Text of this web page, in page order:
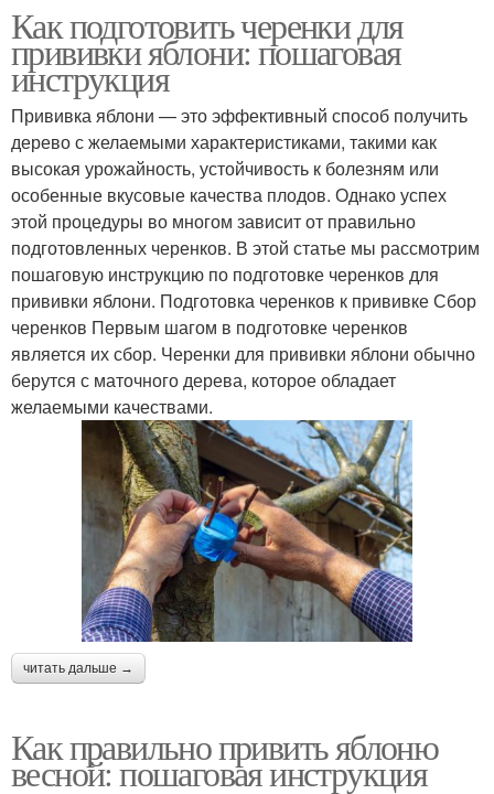
Как подготовить черенки для
прививки яблони: пошаговая
инструкция
Прививка яблони — это эффективный способ получить
дерево с желаемыми характеристиками, такими как
высокая урожайность, устойчивость к болезням или
особенные вкусовые качества плодов. Однако успех
этой процедуры во многом зависит от правильно
подготовленных черенков. В этой статье мы рассмотрим
пошаговую инструкцию по подготовке черенков для
прививки яблони. Подготовка черенков к прививке Сбор
черенков Первым шагом в подготовке черенков
является их сбор. Черенки для прививки яблони обычно
берутся с маточного дерева, которое обладает
желаемыми качествами.
читать дальше →
Как правильно привить яблоню
весной: пошаговая инструкция